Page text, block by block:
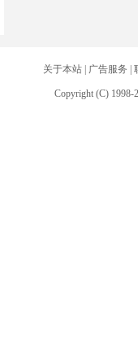
关于本站| 广告服务
Copyright (C) 1998-